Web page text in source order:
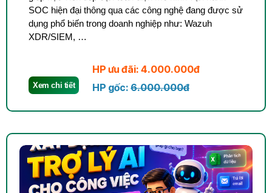
SOC hiện đại thông qua các công nghệ đang được sử
dụng phổ biến trong doanh nghiệp như: Wazuh
XDR/SIEM, …
HP ưu đãi: 4.000.000đ
HP gốc: 6.000.000đ
Xem chi tiết